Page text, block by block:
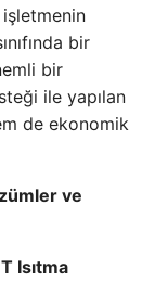
bir
bir
ile yapılan
de ekonomik
ve
Isıtma